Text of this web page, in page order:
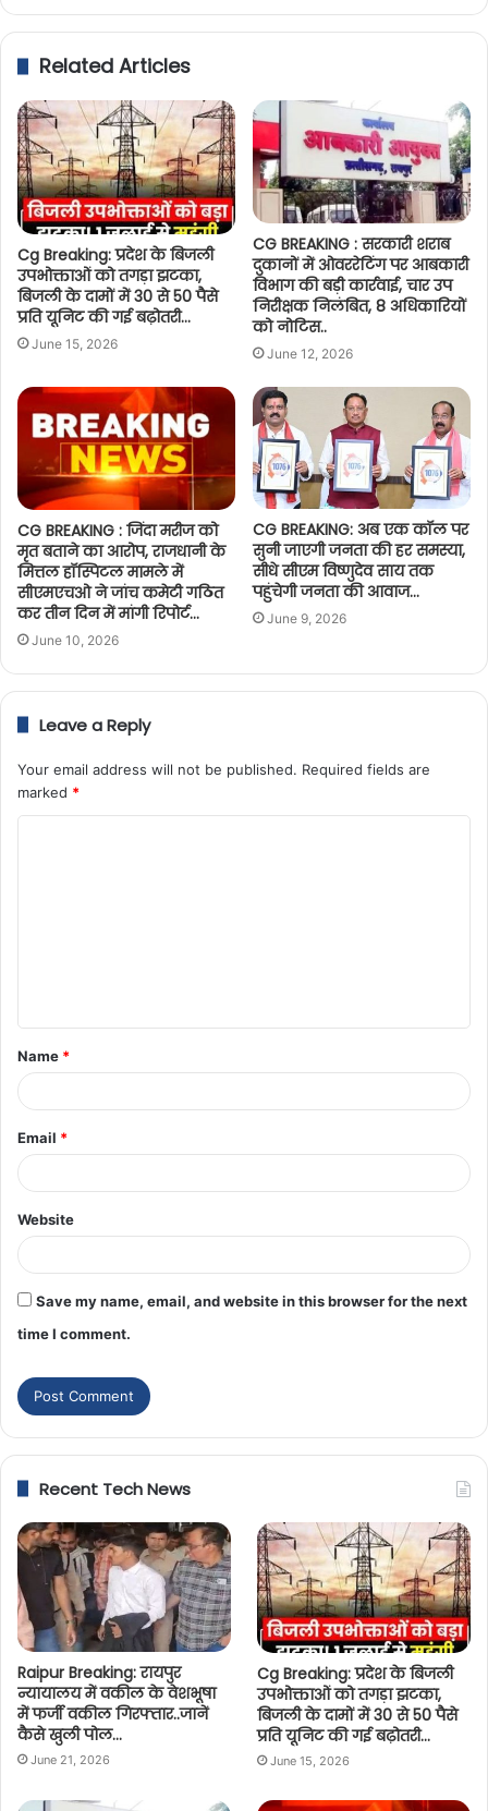
Related Articles
Cg Breaking: प्रदेश के बिजली
उपभोक्ताओं को तगड़ा झटका,
बिजली के दामों में 30 से 50 पैसे
प्रति यूनिट की गई बढ़ोतरी…
June 15, 2026
CG BREAKING : सरकारी शराब
दुकानों में ओवररेटिंग पर आबकारी
विभाग की बड़ी कार्रवाई, चार उप
निरीक्षक निलंबित, 8 अधिकारियों
को नोटिस..
June 12, 2026
CG BREAKING : जिंदा मरीज को
मृत बताने का आरोप, राजधानी के
मित्तल हॉस्पिटल मामले में
सीएमएचओ ने जांच कमेटी गठित
कर तीन दिन में मांगी रिपोर्ट…
June 10, 2026
CG BREAKING: अब एक कॉल पर
सुनी जाएगी जनता की हर समस्या,
सीधे सीएम विष्णुदेव साय तक
पहुंचेगी जनता की आवाज…
June 9, 2026
Leave a Reply
Your email address will not be published. Required fields are
marked *
Name *
Email *
Website
Save my name, email, and website in this browser for the next
time I comment.
Recent Tech News
Raipur Breaking: रायपुर
न्यायालय में वकील के वेशभूषा
में फर्जी वकील गिरफ्तार..जानें
कैसे खुली पोल…
June 21, 2026
Cg Breaking: प्रदेश के बिजली
उपभोक्ताओं को तगड़ा झटका,
बिजली के दामों में 30 से 50 पैसे
प्रति यूनिट की गई बढ़ोतरी…
June 15, 2026